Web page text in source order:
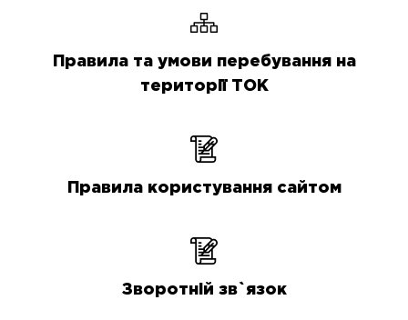
Правила та умови перебування на
території ТОК
Правила користування сайтом
Зворотній зв`язок